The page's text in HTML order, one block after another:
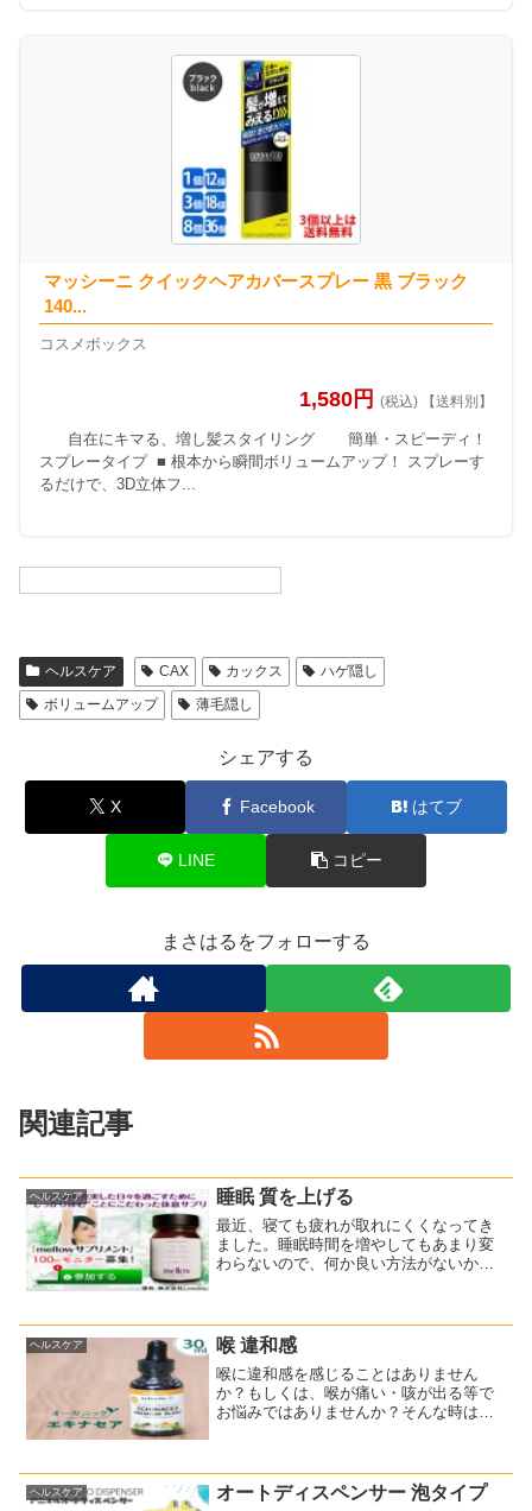
マッシーニ クイックヘアカバースプレー 黒 ブラック
140...
コスメボックス
1,580円 (税込) 【送料別】
自在にキマる、増し髪スタイリング 簡単・スピーディ！
スプレータイプ ■ 根本から瞬間ボリュームアップ！ スプレーす
るだけで、3D立体フ...
ヘルスケア CAX カックス
ハゲ隠し
ボリュームアップ
薄毛隠し
シェアする
X Facebook はてブ
LINE コピー
まさはるをフォローする
関連記事
ヘルスケア 睡眠 質を上げる
最近、寝ても疲れが取れにくくなってき
ました。睡眠時間を増やしてもあまり変
わらないので、何か良い方法がないか調
した。これです。⇒CBD配合『mellow サ
プリメント』1...
ヘルスケア 喉 違和感
喉に違和感を感じることはありません
か？もしくは、喉が痛い・咳が出る等で
お悩みではありませんか？そんな時は、
うがいをする。■薬を飲む。そのような対
策をしてきました。そん...
ヘルスケア オートディスペンサー 泡タイプ